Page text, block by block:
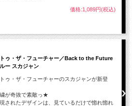
価格:1,089円(税込)
ゥ・ザ・フューチャー／Back to the Future
ー スカジャン
ゥ・ザ・フューチャーのスカジャンが新登
が奇抜で素敵っ★
されたデザインは、見ているだけで惚れ惚れ